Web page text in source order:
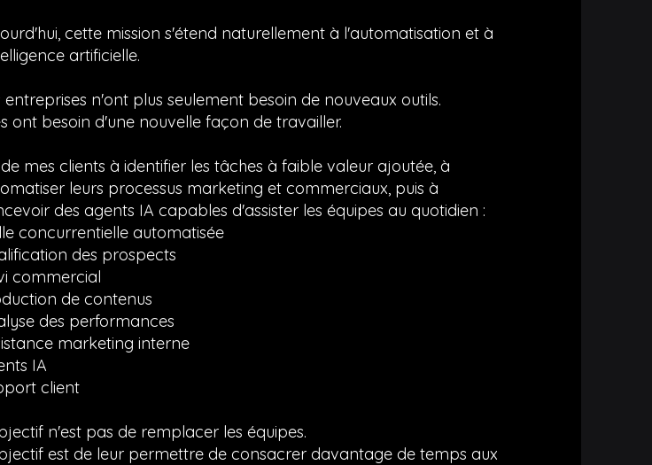
cette mission s'étend naturellement à l'automatisation et à
artificielle.
entreprises n'ont plus seulement besoin de nouveaux outils.
ont besoin d'une nouvelle façon de travailler.
mes clients à identifier les tâches à faible valeur ajoutée, à
leurs processus marketing et commerciaux, puis à
des agents IA capables d'assister les équipes au quotidien :
concurrentielle automatisée
des prospects
commercial
de contenus
des performances
marketing interne
IA
client
n'est pas de remplacer les équipes.
est de leur permettre de consacrer davantage de temps aux